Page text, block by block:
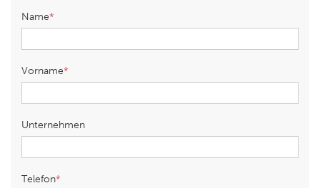
Name
Vorname
Unternehmen
Telefon